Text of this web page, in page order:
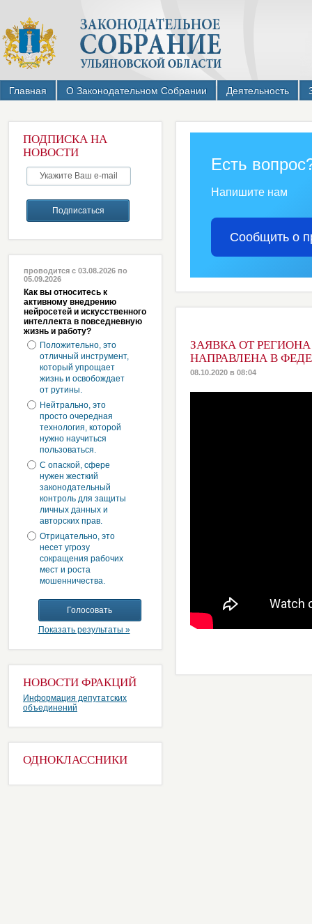
Главная О Законодательном Собрании Деятельность
ПОДПИСКА НА
НОВОСТИ
проводится с 03.08.2026 по
05.09.2026
Как вы относитесь к
активному внедрению
нейросетей и искусственного
интеллекта в повседневную
жизнь и работу?
Положительно, это
отличный инструмент,
который упрощает
жизнь и освобождает
от рутины.
Нейтрально, это
просто очередная
технология, которой
нужно научиться
пользоваться.
С опаской, сфере
нужен жесткий
законодательный
контроль для защиты
личных данных и
авторских прав.
Отрицательно, это
несет угрозу
сокращения рабочих
мест и роста
мошенничества.
Показать результаты »
НОВОСТИ ФРАКЦИЙ
Информация депутатских
объединений
ОДНОКЛАССНИКИ
Есть
Напишите нам
Сообщить о
ЗАЯВКА ОТ
НАПРАВЛЕНА В
08.10.2020 в 08:04